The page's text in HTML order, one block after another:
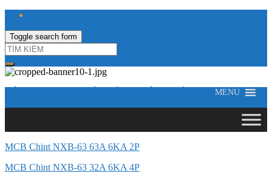
Toggle search form
CÔNG TY TNHH ĐIỆN VÀ TỰ ĐỘNG HÓA HƯNG LONG
MENU
MCB Chint NXB-63 63A 6KA 2P
MCB Chint NXB-63 32A 6KA 4P